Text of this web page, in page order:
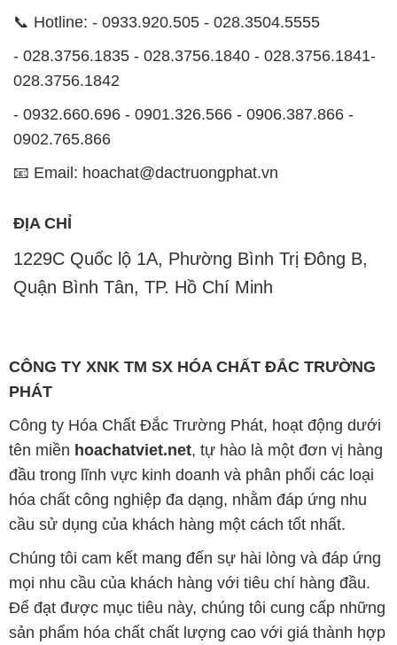
📞 Hotline: - 0933.920.505 - 028.3504.5555
- 028.3756.1835 - 028.3756.1840 - 028.3756.1841-
028.3756.1842
- 0932.660.696 - 0901.326.566 - 0906.387.866 -
0902.765.866
📧 Email: hoachat@dactruongphat.vn
ĐỊA CHỈ
1229C Quốc lộ 1A, Phường Bình Trị Đông B,
Quận Bình Tân, TP. Hồ Chí Minh
CÔNG TY XNK TM SX HÓA CHẤT ĐẮC TRƯỜNG
PHÁT
Công ty Hóa Chất Đắc Trường Phát, hoạt động dưới
tên miền hoachatviet.net, tự hào là một đơn vị hàng
đầu trong lĩnh vực kinh doanh và phân phối các loại
hóa chất công nghiệp đa dạng, nhằm đáp ứng nhu
cầu sử dụng của khách hàng một cách tốt nhất.
Chúng tôi cam kết mang đến sự hài lòng và đáp ứng
mọi nhu cầu của khách hàng với tiêu chí hàng đầu.
Để đạt được mục tiêu này, chúng tôi cung cấp những
sản phẩm hóa chất chất lượng cao với giá thành hợp